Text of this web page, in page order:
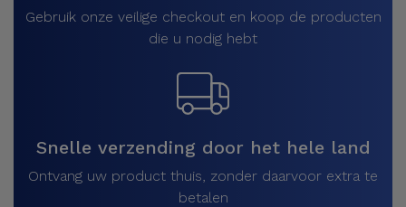
Gebruik onze veilige checkout en koop de producten
die u nodig hebt
Snelle verzending door het hele land
Ontvang uw product thuis, zonder daarvoor extra te
betalen